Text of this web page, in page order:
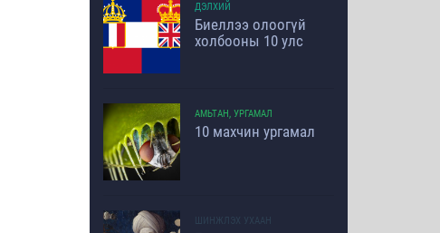
ДЭЛХИЙ
Биеллээ олоогүй
холбооны 10 улс
АМЬТАН, УРГАМАЛ
10 махчин ургамал
ШИНЖЛЭХ УХААН